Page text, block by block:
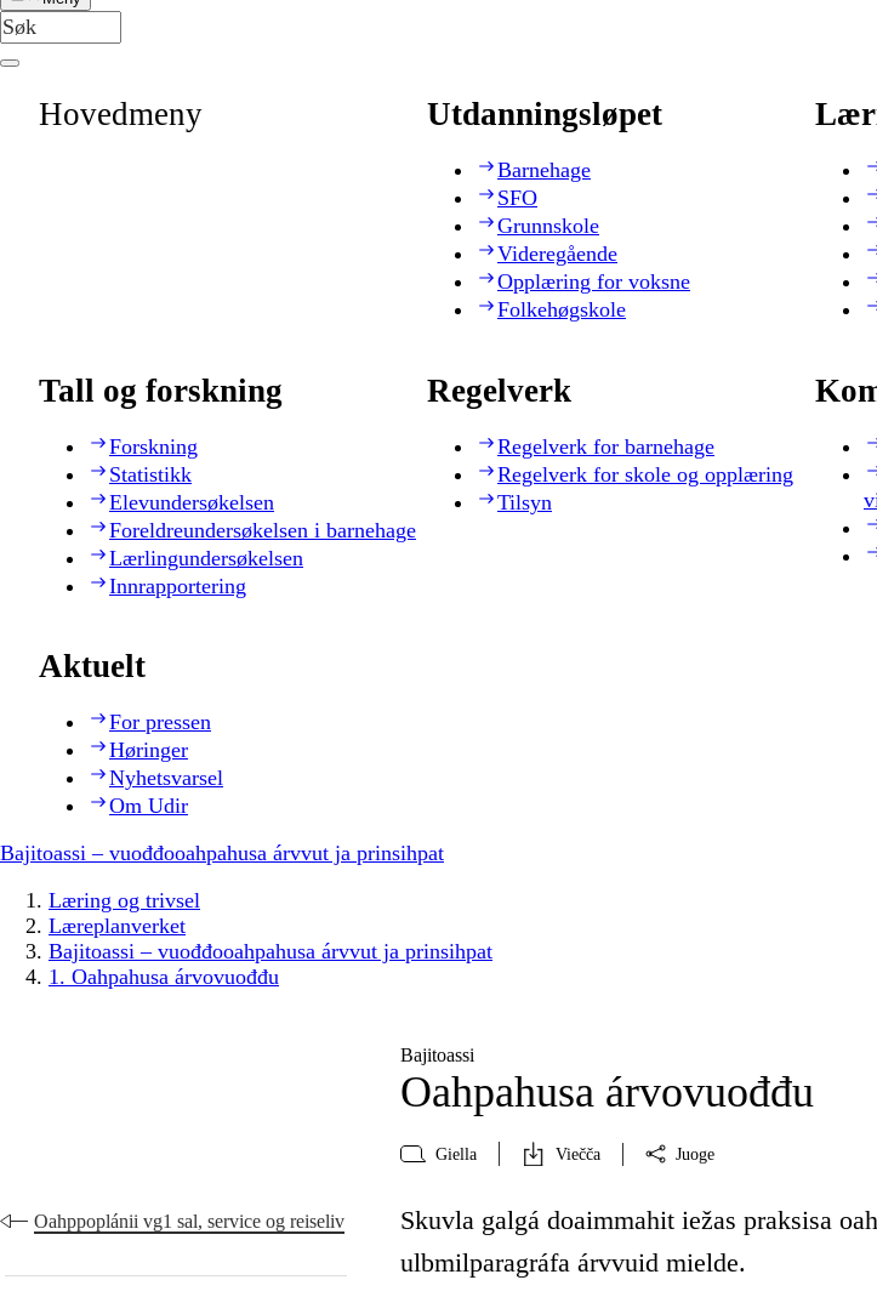
Hovedmeny Utdanningsløpet
Barnehage
SFO
Grunnskole
Videregående
Opplæring for voksne
Folkehøgskole
Tall og forskning
Forskning
Statistikk
Elevundersøkelsen
Foreldreundersøkelsen i barnehage
Lærlingundersøkelsen
Innrapportering
Regelverk
Regelverk for barnehage
Regelverk for skole og opplæring
Tilsyn
Aktuelt
For pressen
Høringer
Nyhetsvarsel
Om Udir
Bajitoassi – vuođđooahpahusa árvvut ja prinsihpat
Læring og trivsel
Læreplanverket
Bajitoassi – vuođđooahpahusa árvvut ja prinsihpat
1. Oahpahusa árvovuođđu
Bajitoassi
Oahpahusa árvovuođđu
Giella Viečča Juoge
Oahppoplánii vg1 sal, service og reiseliv
Skuvla galgá doaimmahit iežas praksisa
ulbmilparagráfa árvvuid mielde.